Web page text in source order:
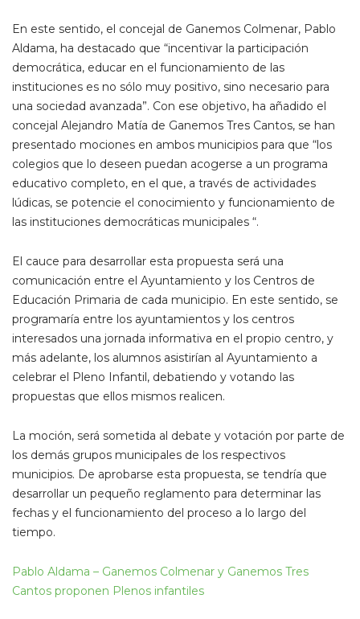
En este sentido, el concejal de Ganemos Colmenar, Pablo
Aldama, ha destacado que “incentivar la participación
democrática, educar en el funcionamiento de las
instituciones es no sólo muy positivo, sino necesario para
una sociedad avanzada”. Con ese objetivo, ha añadido el
concejal Alejandro Matía de Ganemos Tres Cantos, se han
presentado mociones en ambos municipios para que “los
colegios que lo deseen puedan acogerse a un programa
educativo completo, en el que, a través de actividades
lúdicas, se potencie el conocimiento y funcionamiento de
las instituciones democráticas municipales “.
El cauce para desarrollar esta propuesta será una
comunicación entre el Ayuntamiento y los Centros de
Educación Primaria de cada municipio. En este sentido, se
programaría entre los ayuntamientos y los centros
interesados una jornada informativa en el propio centro, y
más adelante, los alumnos asistirían al Ayuntamiento a
celebrar el Pleno Infantil, debatiendo y votando las
propuestas que ellos mismos realicen.
La moción, será sometida al debate y votación por parte de
los demás grupos municipales de los respectivos
municipios. De aprobarse esta propuesta, se tendría que
desarrollar un pequeño reglamento para determinar las
fechas y el funcionamiento del proceso a lo largo del
tiempo.
Pablo Aldama – Ganemos Colmenar y Ganemos Tres
Cantos proponen Plenos infantiles